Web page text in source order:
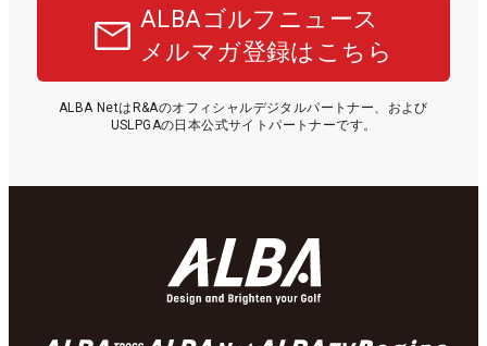
ALBAゴルフニュース
メルマガ登録はこちら
ALBA NetはR&Aのオフィシャルデジタルパートナー、および
USLPGAの日本公式サイトパートナーです。